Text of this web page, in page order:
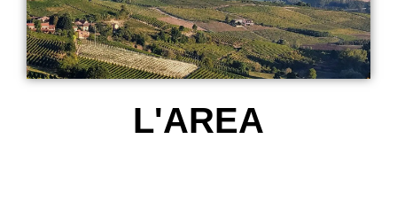
L'AREA